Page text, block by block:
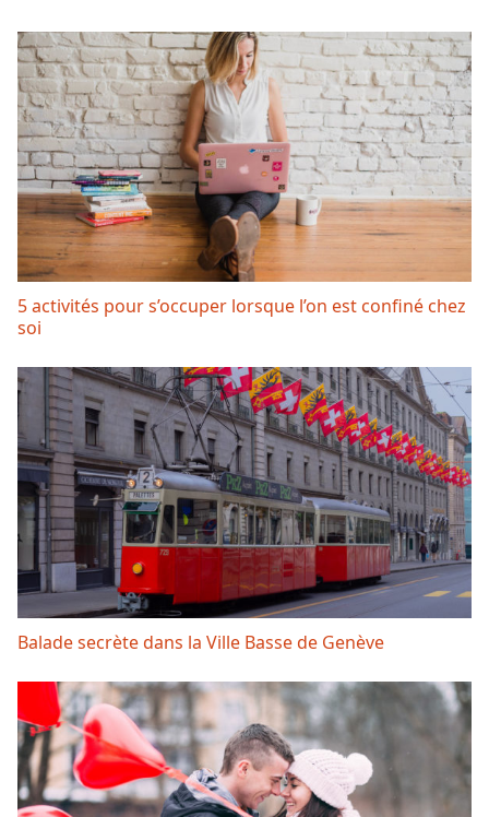
5 activités pour s’occuper lorsque l’on est confiné chez
soi
Balade secrète dans la Ville Basse de Genève